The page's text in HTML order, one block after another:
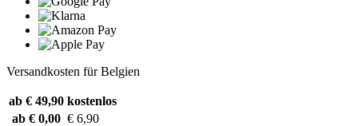
Versandkosten für Belgien
ab € 49,90 kostenlos
ab € 0,00 € 6,90